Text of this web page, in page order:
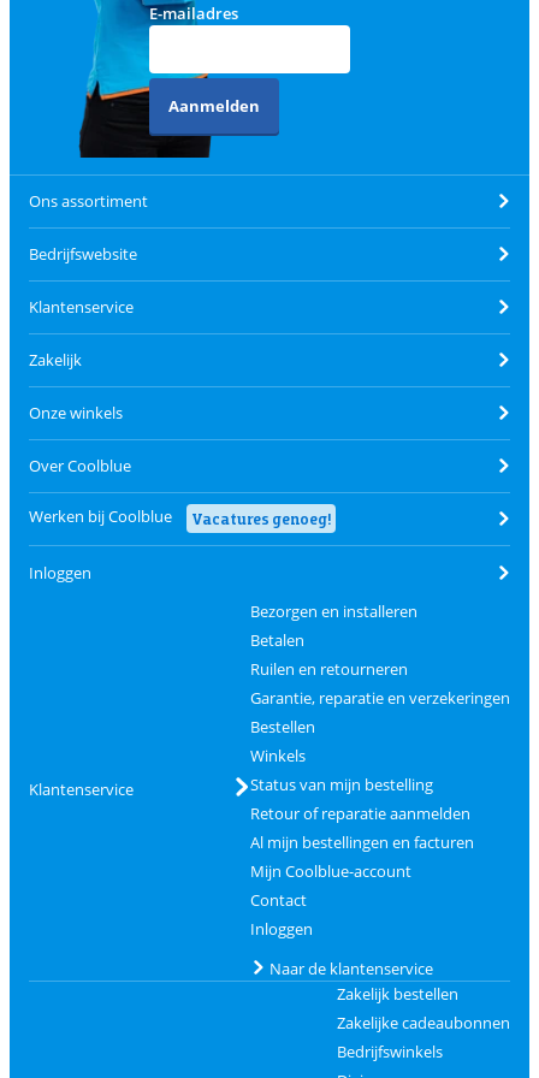
E-mailadres
Aanmelden
Ons assortiment
Bedrijfswebsite
Klantenservice
Zakelijk
Onze winkels
Over Coolblue
Werken bij Coolblue Vacatures genoeg!
Inloggen
Klantenservice
Bezorgen en installeren
Betalen
Ruilen en retourneren
Garantie, reparatie en verzekeringen
Bestellen
Winkels
Status van mijn bestelling
Retour of reparatie aanmelden
Al mijn bestellingen en facturen
Mijn Coolblue-account
Contact
Inloggen
Naar de klantenservice
Zakelijk bestellen
Zakelijke cadeaubonnen
Bedrijfswinkels